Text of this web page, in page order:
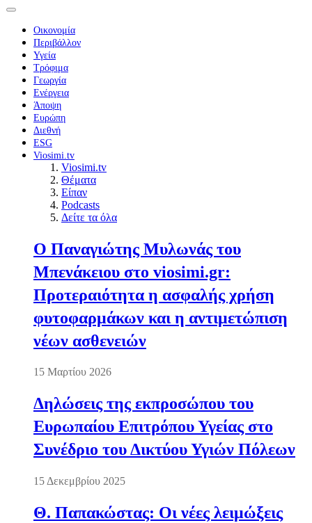
Οικονομία
Περιβάλλον
Υγεία
Τρόφιμα
Γεωργία
Ενέργεια
Άποψη
Ευρώπη
Διεθνή
ESG
Viosimi.tv
Viosimi.tv
Θέματα
Είπαν
Podcasts
Δείτε τα όλα
Ο Παναγιώτης Μυλωνάς του
Μπενάκειου στο viosimi.gr:
Προτεραιότητα η ασφαλής χρήση
φυτοφαρμάκων και η αντιμετώπιση
νέων ασθενειών
15 Μαρτίου 2026
Δηλώσεις της εκπροσώπου του
Ευρωπαίου Επιτρόπου Υγείας στο
Συνέδριο του Δικτύου Υγιών Πόλεων
15 Δεκεμβρίου 2025
Θ. Παπακώστας: Οι νέες λειμώξεις